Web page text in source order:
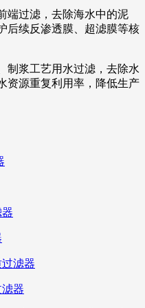
端过滤，去除海水中的泥
后续反渗透膜、超滤膜等核
制浆工艺用水过滤，去除水
资源重复利用率，降低生产
器